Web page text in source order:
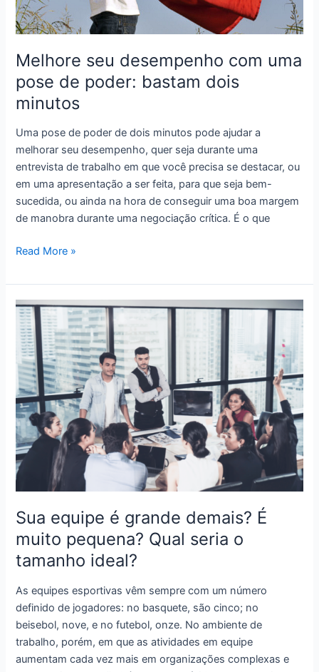
empresa
para
crescer
globalmente
Melhore seu desempenho com uma
pose de poder: bastam dois
minutos
Uma pose de poder de dois minutos pode ajudar a
melhorar seu desempenho, quer seja durante uma
entrevista de trabalho em que você precisa se destacar, ou
em uma apresentação a ser feita, para que seja bem-
sucedida, ou ainda na hora de conseguir uma boa margem
de manobra durante uma negociação crítica. É o que
Melhore
desempenho
com
uma
pose
de
poder:
bastam
dois
minutos
Read More »
Sua equipe é grande demais? É
muito pequena? Qual seria o
tamanho ideal?
As equipes esportivas vêm sempre com um número
definido de jogadores: no basquete, são cinco; no
beisebol, nove, e no futebol, onze. No ambiente de
trabalho, porém, em que as atividades em equipe
aumentam cada vez mais em organizações complexas e